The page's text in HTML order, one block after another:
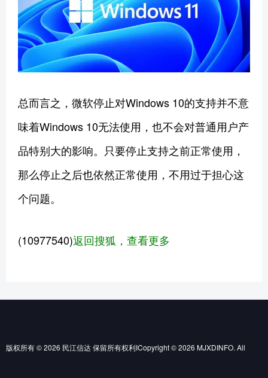
总而言之，微软停止对Windows 10的支持并不意
味着Windows 10无法使用，也不会对普通用户产
品特别大的影响。只要停止支持之前正常使用，
那么停止之后也依然正常使用，不用过于担心这
个问题。
(10977540)返回搜狐，查看更多
版权所有 © 2026 民江信达 保留所有权利ICopyright © 2026 MJXDINFO. All